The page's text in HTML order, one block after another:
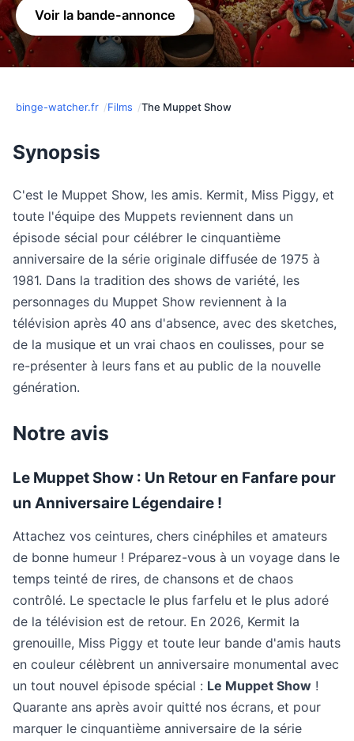
Voir la bande-annonce
binge-watcher.fr Films The Muppet Show
Synopsis
C'est le Muppet Show, les amis. Kermit, Miss Piggy, et
toute l'équipe des Muppets reviennent dans un
épisode sécial pour célébrer le cinquantième
anniversaire de la série originale diffusée de 1975 à
1981. Dans la tradition des shows de variété, les
personnages du Muppet Show reviennent à la
télévision après 40 ans d'absence, avec des sketches,
de la musique et un vrai chaos en coulisses, pour se
re-présenter à leurs fans et au public de la nouvelle
génération.
Notre avis
Le Muppet Show : Un Retour en Fanfare pour
un Anniversaire Légendaire !
Attachez vos ceintures, chers cinéphiles et amateurs
de bonne humeur ! Préparez-vous à un voyage dans le
temps teinté de rires, de chansons et de chaos
contrôlé. Le spectacle le plus farfelu et le plus adoré
de la télévision est de retour. En 2026, Kermit la
grenouille, Miss Piggy et toute leur bande d'amis hauts
en couleur célèbrent un anniversaire monumental avec
un tout nouvel épisode spécial : Le Muppet Show !
Quarante ans après avoir quitté nos écrans, et pour
marquer le cinquantième anniversaire de la série